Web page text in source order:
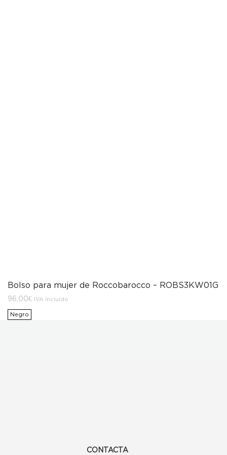
Bolso para mujer de Roccobarocco – ROBS3KW01G
96,00€ IVA incluido
Negro
CONTACTA